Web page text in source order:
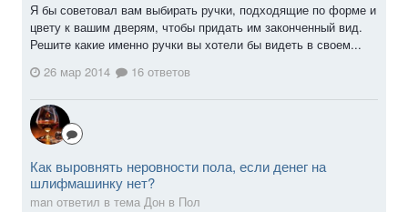
Я бы советовал вам выбирать ручки, подходящие по форме и
цвету к вашим дверям, чтобы придать им законченный вид.
Решите какие именно ручки вы хотели бы видеть в своем...
26 мар 2014
16 ответов
Как выровнять неровности пола, если денег на
шлифмашинку нет?
man ответил в тема Дон в Пол